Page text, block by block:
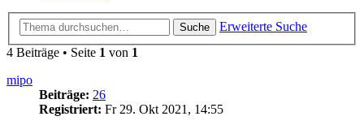
Suche
Erweiterte Suche
4 Beiträge • Seite 1 von 1
mipo
Beiträge: 26
Registriert: Fr 29. Okt 2021, 14:55